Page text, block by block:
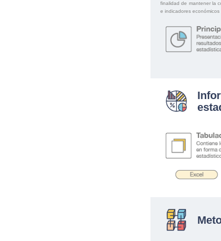
finalidad de mantener la
e indicadores